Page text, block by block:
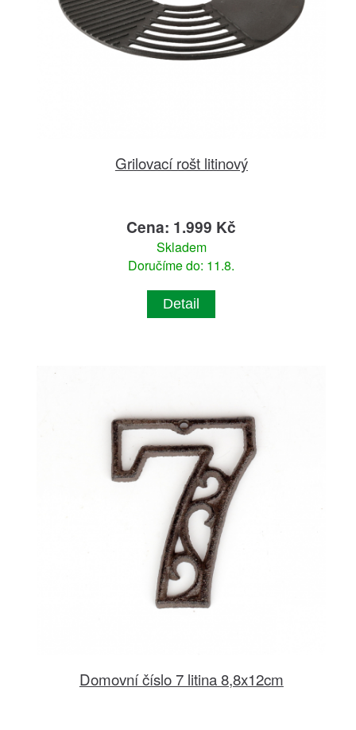
Grilovací rošt litinový
Cena: 1.999 Kč
Skladem
Doručíme do: 11.8.
Detail
Domovní číslo 7 litina 8,8x12cm